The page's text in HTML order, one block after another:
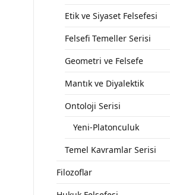
Etik ve Siyaset Felsefesi
Felsefi Temeller Serisi
Geometri ve Felsefe
Mantık ve Diyalektik
Ontoloji Serisi
Yeni-Platonculuk
Temel Kavramlar Serisi
Filozoflar